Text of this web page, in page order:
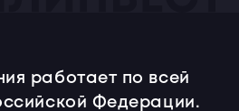
работает по всей
Федерации.